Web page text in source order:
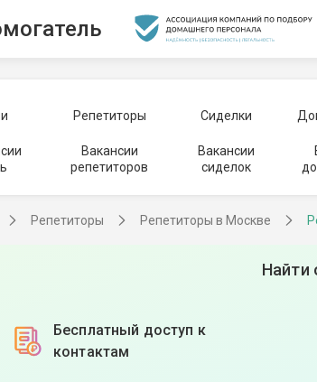
Репетиторы Сиделки
Вакансии
репетиторов
Вакансии
сиделок
Репетиторы Репетиторы в Москве
Найти
Бесплатный доступ к
контактам